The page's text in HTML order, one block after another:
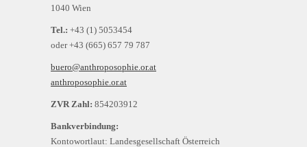
1040 Wien
Tel.: +43 (1) 5053454
oder +43 (665) 657 79 787
buero@anthroposophie.or.at
anthroposophie.or.at
ZVR Zahl: 854203912
Bankverbindung:
Kontowortlaut: Landesgesellschaft Österreich